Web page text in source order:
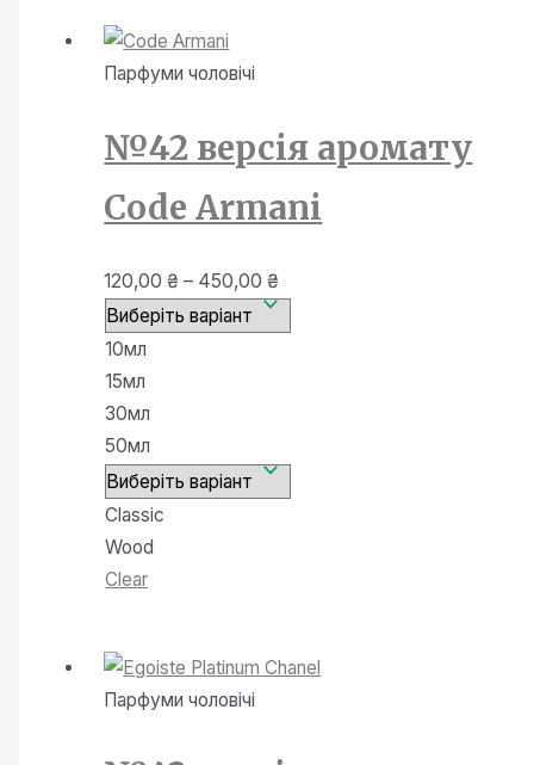
Парфуми чоловiчi
№42 версія аромату
Code Armani
120,00₴ – 450,00₴
10мл
15мл
30мл
50мл
Classic
Wood
Clear
Парфуми чоловiчi